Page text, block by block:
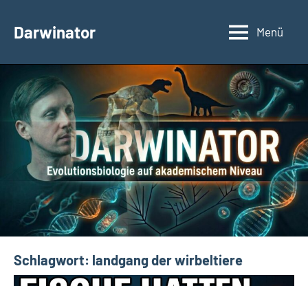
InhaltDarwinator
Evolutionsbiologie
Menü
Schlagwort: landgang der wirbeltiere